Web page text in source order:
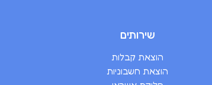
שירותים
הוצאת קבלות
הוצאת חשבוניות